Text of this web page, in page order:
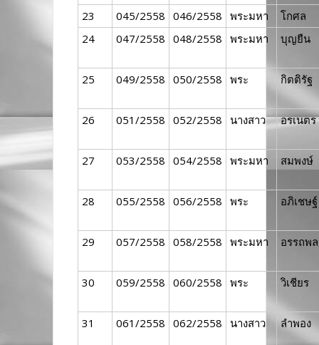
23 045/2558 046/2558 พระมหา
โกศล
24
047/2558 048/2558 พระมหา บุญยืน
25 049/2558 050/2558 พระ กิตติรัฐ
26 051/2558 052/2558 นางสาว อรเนตร
27 053/2558 054/2558 พระมหา สมพงษ์
28 055/2558 056/2558 พระ อภิเชษฐ์
29 057/2558 058/2558 พระมหา อรรถพล
30 059/2558 060/2558 พระ วิเชียร
31 061/2558 062/2558 นางสาว ลำพอง